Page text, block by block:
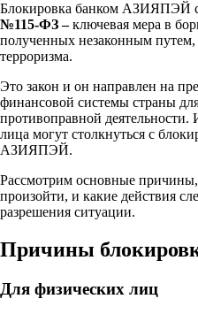
Блокировка банком АЗИЯПЭЙ
№115-ФЗ –ключевая мера в
полученных незаконным
терроризма.
Это закон и он направлен на
финансовой системы страны
противоправной
лица могут столкнуться с
АЗИЯПЭЙ.
Рассмотрим основные
произойти, и какие действия
разрешения ситуации.
Причины
Для физических лиц